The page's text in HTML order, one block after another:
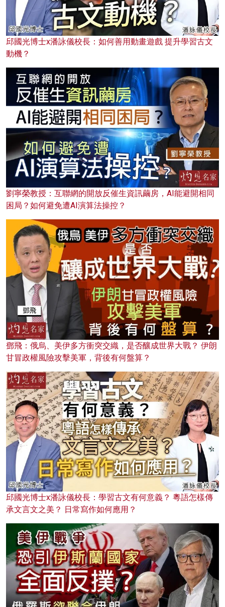
邱國光博士x潘詠儀校長：如何善用動畫遊戲 提升學習古文
動機？
劉寧榮教授：互聯網的開放反催生資訊繭房，AI能避開相同
困局？如何避免遭AI演算法操控？
鄧飛：俄烏、美伊多方衝突交織，是否釀成世界大戰？ 伊朗
甘冒政權風險攻擊美軍，背後有何盤算？
邱國光博士x潘詠儀校長：學習古文有何意義？ 粵語怎樣傳
承文言文之美？ 日常寫作如何應用？